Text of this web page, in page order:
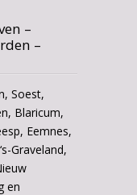
–
–
Soest,
Blaricum,
Eemnes,
Graveland,
en